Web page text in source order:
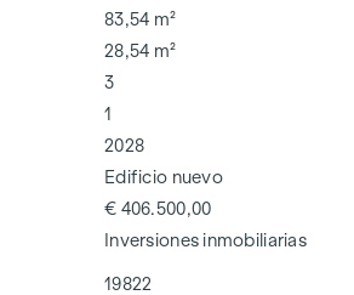
83,54 m²
28,54 m²
3
1
2028
Edificio nuevo
€ 406.500,00
Inversiones inmobiliarias
19822